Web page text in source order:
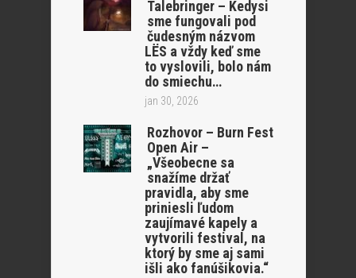
Talebringer – Kedysi
sme fungovali pod
čudesným názvom
LËS a vždy keď sme
to vyslovili, bolo nám
do smiechu…
jan 30, 2026
Rozhovor – Burn Fest
Open Air –
„Všeobecne sa
snažíme držať
pravidla, aby sme
priniesli ľudom
zaujímavé kapely a
vytvorili festival, na
ktorý by sme aj sami
išli ako fanúšikovia.“